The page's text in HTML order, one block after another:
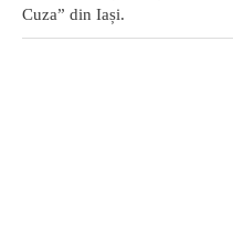
Cuza” din Iași.